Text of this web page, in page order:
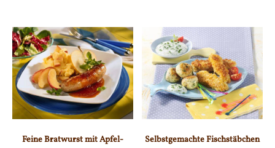
Feine Bratwurst mit Apfel-
Selbstgemachte Fischstäbchen